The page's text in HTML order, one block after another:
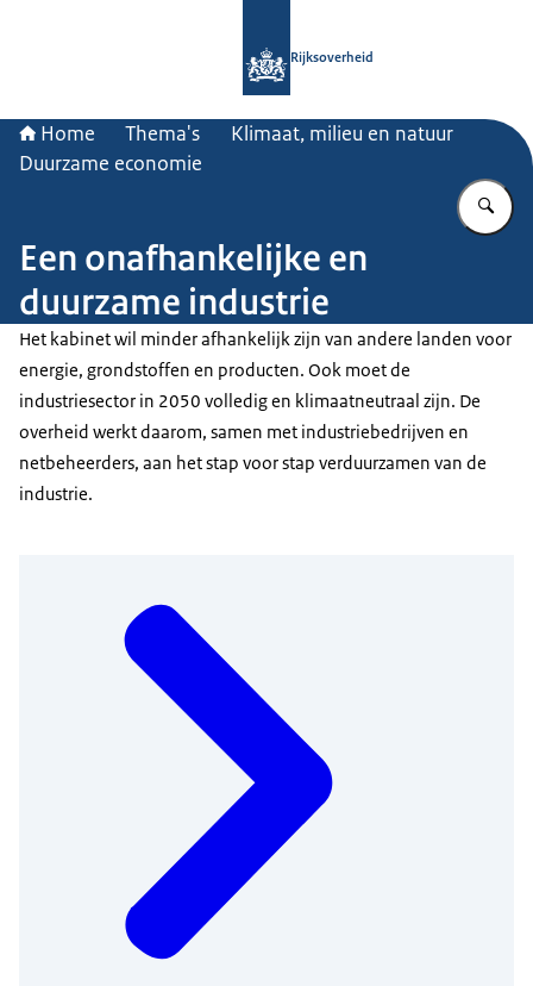
Rijksoverheid
Home Thema's
Klimaat, milieu en natuur
Duurzame economie
Een onafhankelijke en
duurzame industrie
Het kabinet wil minder afhankelijk zijn van andere landen voor
energie, grondstoffen en producten. Ook moet de
industriesector in 2050 volledig en klimaatneutraal zijn. De
overheid werkt daarom, samen met industriebedrijven en
netbeheerders, aan het stap voor stap verduurzamen van de
industrie.